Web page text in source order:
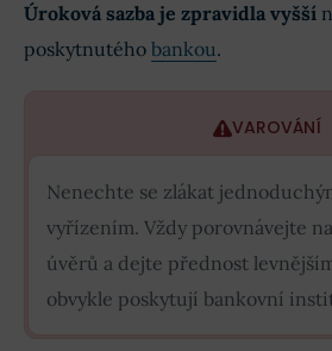
Úroková sazba je zpravidla vyšší
poskytnutého bankou.
VAROVÁNÍ
Nenechte se zlákat
vyřízením. Vždy porovnávejte
úvěrů a dejte přednost
obvykle poskytují bankovní